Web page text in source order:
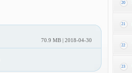
70.9 MB | 2018-04-30
20
21
22
23